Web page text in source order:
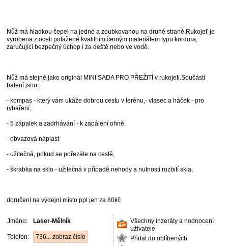
Nůž má hladkou čepel na jedné a zoubkovanou na druhé straně.Rukojeť je
vyrobena z oceli potažené kvalitním černým materiálem typu kordura,
zaručující bezpečný úchop i za deště nebo ve vodě.
Nůž má stejně jako originál MINI SADA PRO PŘEŽITÍ v rukojeti.Součástí
balení jsou:
- kompas - který vám ukáže dobrou cestu v terénu,- vlasec a háček - pro
rybaření,
- 5 zápalek a zadrhávání - k zapálení ohně,
- obvazová náplast
- užitečná, pokud se pořezáte na cestě,
- škrabka na sklo - užitečná v případě nehody a nutnosti rozbití skla,
doručení na výdejní místo ppl jen za 80kč
Jméno: Laser-Mělník
Telefon: 736... zobraz číslo
Všechny inzeráty a hodnocení
uživatele
Přidat do oblíbených